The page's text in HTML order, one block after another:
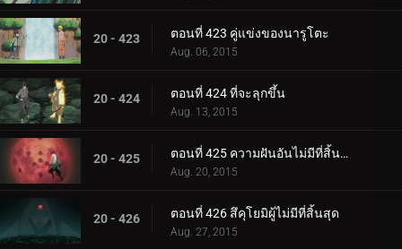
20 - 423 ตอนที่ 423 คู่แข่งของนารูโตะ
Aug. 06, 2015
20 - 424 ตอนที่ 424 ที่จะลุกขึ้น
Aug. 13, 2015
20 - 425 ตอนที่ 425 ความฝันอันไม่มีที่สิ้นสุด
Aug. 20, 2015
20 - 426 ตอนที่ 426 สึคุโยมิผู้ไม่มีที่สิ้นสุด
Aug. 27, 2015